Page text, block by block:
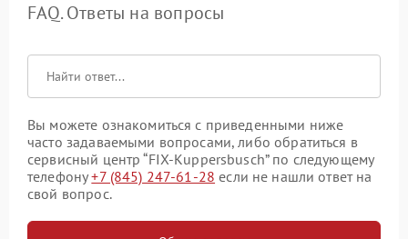
FAQ. Ответы на вопросы
Вы можете ознакомиться с приведенными ниже
часто задаваемыми вопросами, либо обратиться в
сервисный центр “FIX-Kuppersbusch” по следующему
телефону+7 (845) 247-61-28 если не нашли ответ на
свой вопрос.